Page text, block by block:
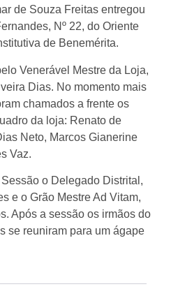
de Souza Freitas entregou
Nº 22, do Oriente
de Benemérita.
Venerável Mestre da Loja,
Dias. No momento mais
chamados a frente os
da loja: Renato de
Neto, Marcos Gianerine
Vaz.
o Delegado Distrital,
e o Grão Mestre Ad Vitam,
Após a sessão os irmãos do
se reuniram para um ágape